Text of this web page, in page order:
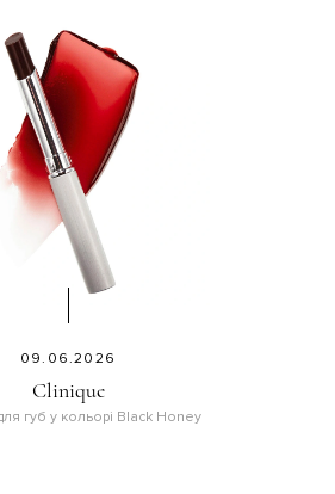
09.06.2026
Clinique
губ у кольорі Black Honey